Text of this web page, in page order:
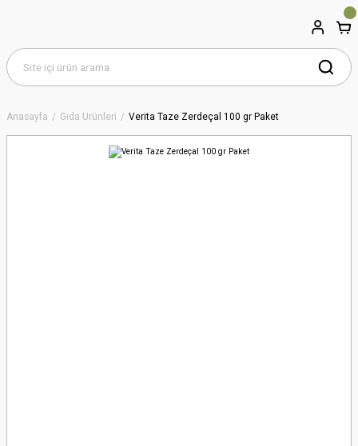
Anasayfa Gıda Ürünleri Verita Taze Zerdeçal 100 gr Paket